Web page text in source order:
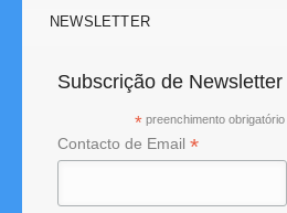
NEWSLETTER
Subscrição de Newsletter
* preenchimento obrigatório
Contacto de Email *